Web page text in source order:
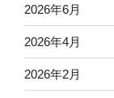
2026年6月
2026年4月
2026年2月